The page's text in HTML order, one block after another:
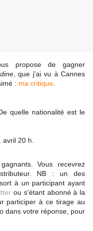
propose de gagner
, que j'ai vu à Cannes
: ma critique
quelle nationalité est le
avril 20 h.
Vous recevrez
NB : un des
à un participant ayant
ou s'étant abonné à la
participer à ce tirage au
dans votre réponse, pour